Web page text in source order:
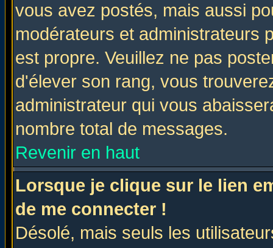
vous avez postés, mais aussi
modérateurs et administrateurs
est propre. Veuillez ne pas
d'élever son rang, vous
administrateur qui vous
nombre total de messages.
Revenir en haut
Lorsque je clique sur le lien
de me connecter !
Désolé, mais seuls les